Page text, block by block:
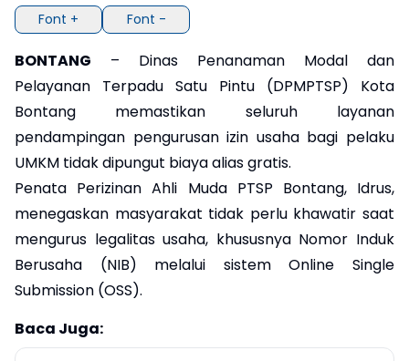
Font + Font -
BONTANG – Dinas Penanaman Modal dan
Pelayanan Terpadu Satu Pintu (DPMPTSP) Kota
Bontang memastikan seluruh layanan
pendampingan pengurusan izin usaha bagi pelaku
UMKM tidak dipungut biaya alias gratis.
Penata Perizinan Ahli Muda PTSP Bontang, Idrus,
menegaskan masyarakat tidak perlu khawatir saat
mengurus legalitas usaha, khususnya Nomor Induk
Berusaha (NIB) melalui sistem Online Single
Submission (OSS).
Baca Juga: